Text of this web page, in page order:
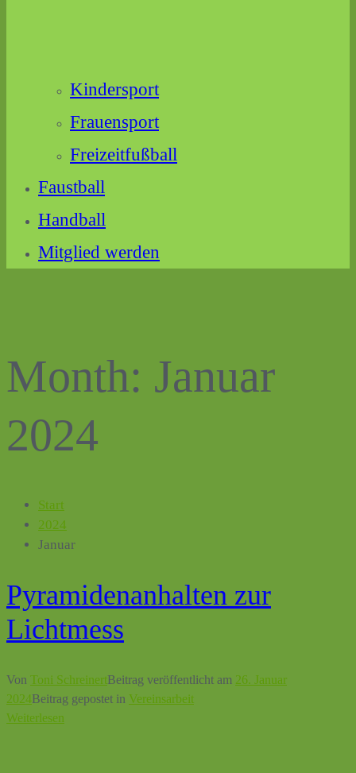
Kindersport
Frauensport
Freizeitfußball
Faustball
Handball
Mitglied werden
Month: Januar
2024
Start
2024
Januar
Pyramidenanhalten zur
Lichtmess
Von Toni SchreinertBeitrag veröffentlicht am 26. Januar
2024Beitrag gepostet in Vereinsarbeit
Weiterlesen